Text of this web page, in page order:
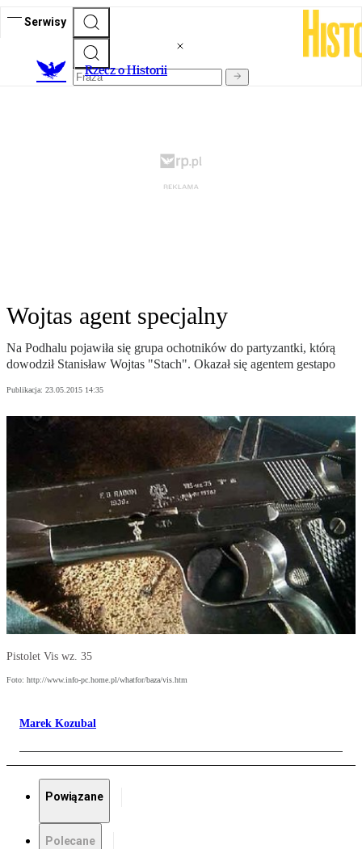
Serwisy
Rzecz o Historii
Wojtas agent specjalny
Na Podhalu pojawiła się grupa ochotników do partyzantki, którą
dowodził Stanisław Wojtas "Stach". Okazał się agentem gestapo
Publikacja: 23.05.2015 14:35
Pistolet Vis wz. 35
Foto: http://www.info-pc.home.pl/whatfor/baza/vis.htm
Marek Kozubal
Powiązane
Polecane